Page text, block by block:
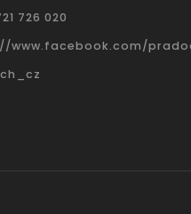
726 020
www.facebook.com/